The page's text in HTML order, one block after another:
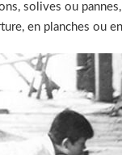
solives ou
en planches ou